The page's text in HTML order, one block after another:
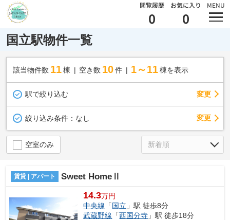
閲覧履歴
0
お気に入り
0
MENU
国立駅物件一覧
該当物件数 11棟 空き数 10 件 1～11 棟を表示
駅で絞り込む 変更
絞り込み条件： なし 変更
空室のみ
賃貸 | アパート Sweet HomeⅡ
14.3万円
中央線 「国立 」駅 徒歩8分
武蔵野線 「西国分寺 」駅 徒歩18分